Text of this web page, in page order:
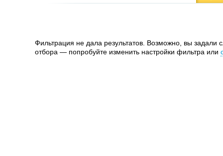
Фильтрация не дала результатов. Возможно, вы задали
отбора — попробуйте изменить настройки фильтра или